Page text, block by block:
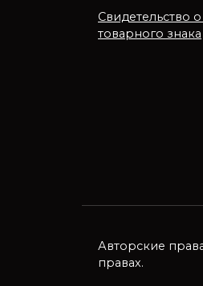
Свидетельство
товарного знака
Авторские
правах.
Александр ПорталЧайна
Александр ПорталЧайна